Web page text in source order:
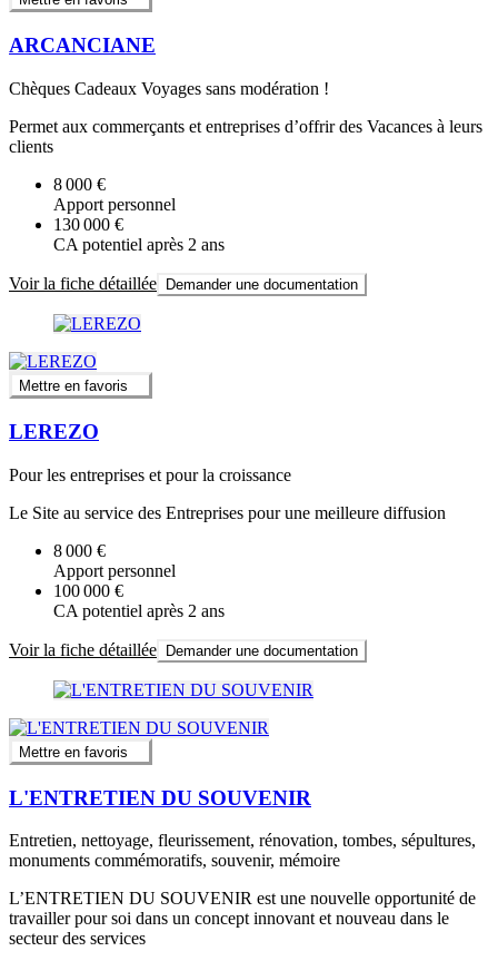
ARCANCIANE
Chèques Cadeaux Voyages sans modération !
Permet aux commerçants et entreprises d’offrir des Vacances à leurs
clients
8 000 €
Apport personnel
130 000 €
CA potentiel après 2 ans
Voir la fiche détaillée Demander une documentation
Mettre en favoris
LEREZO
Pour les entreprises et pour la croissance
Le Site au service des Entreprises pour une meilleure diffusion
8 000 €
Apport personnel
100 000 €
CA potentiel après 2 ans
Voir la fiche détaillée Demander une documentation
Mettre en favoris
L'ENTRETIEN DU SOUVENIR
Entretien, nettoyage, fleurissement, rénovation, tombes, sépultures,
monuments commémoratifs, souvenir, mémoire
L’ENTRETIEN DU SOUVENIR est une nouvelle opportunité de
travailler pour soi dans un concept innovant et nouveau dans le
secteur des services